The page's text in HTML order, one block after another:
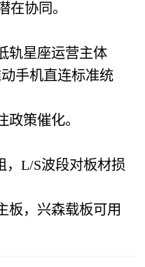
在协同。
轨星座运营主体
动手机直连标准统
策催化。
，L/S波段对板材损
板，兴森载板可用